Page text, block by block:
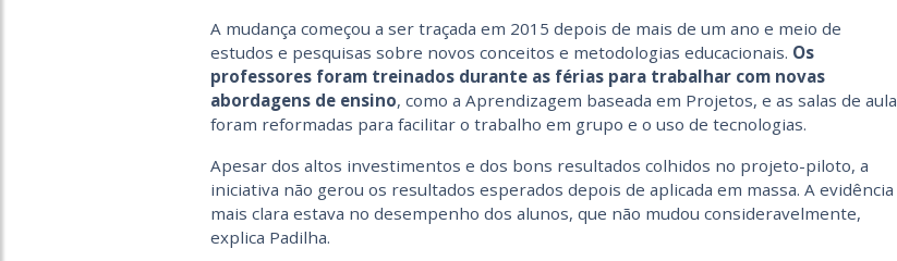
A mudança começou a ser traçada em 2015 depois de mais de um ano e meio de
estudos e pesquisas sobre novos conceitos e metodologias educacionais. Os
professores foram treinados durante as férias para trabalhar com novas
abordagens de ensino, como a Aprendizagem baseada em Projetos, e as salas de aula
foram reformadas para facilitar o trabalho em grupo e o uso de tecnologias.
Apesar dos altos investimentos e dos bons resultados colhidos no projeto-piloto, a
iniciativa não gerou os resultados esperados depois de aplicada em massa. A evidência
mais clara estava no desempenho dos alunos, que não mudou consideravelmente,
explica Padilha.